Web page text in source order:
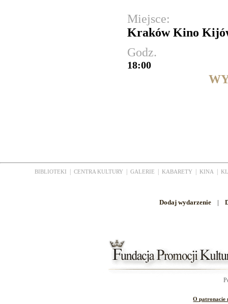
Miejsce:
Kraków Kino
Godz.
18:00
BIBLIOTEKI CENTRA KULTURY GALERIE KABARETY KINA
Dodaj wydarzenie |
O patronacie